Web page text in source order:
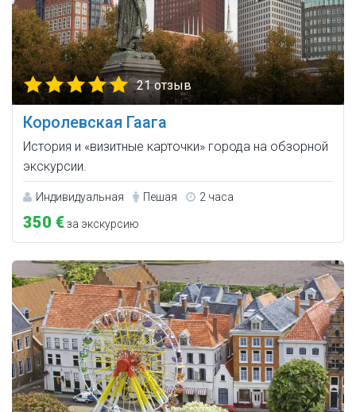
21 отзыв
Королевская Гаага
История и «визитные карточки» города на обзорной
экскурсии.
Индивидуальная Пешая 2 часа
350 €за экскурсию